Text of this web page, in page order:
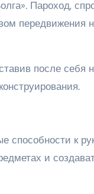
Пароход,
передвижения
после себя
способности к
и